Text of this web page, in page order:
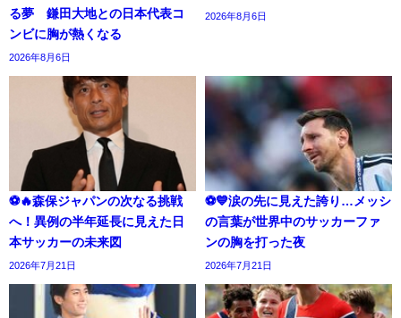
る夢 鎌田大地との日本代表コ
ンビに胸が熱くなる
2026年8月6日
2026年8月6日
⚽🔥森保ジャパンの次なる挑戦
へ！異例の半年延長に見えた日
本サッカーの未来図
2026年7月21日
⚽💙涙の先に見えた誇り…メッシ
の言葉が世界中のサッカーファ
ンの胸を打った夜
2026年7月21日